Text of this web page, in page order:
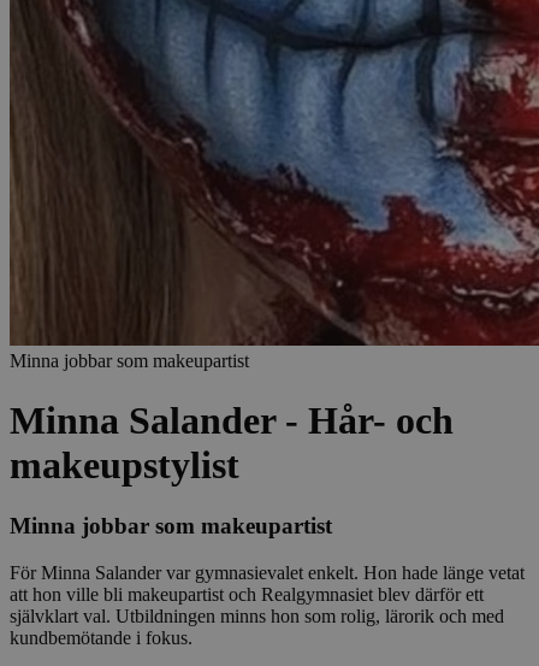
Minna jobbar som makeupartist
Minna Salander - Hår- och
makeupstylist
Minna jobbar som makeupartist
För Minna Salander var gymnasievalet enkelt. Hon hade länge vetat
att hon ville bli makeupartist och Realgymnasiet blev därför ett
självklart val. Utbildningen minns hon som rolig, lärorik och med
kundbemötande i fokus.